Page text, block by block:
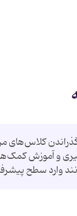
کلاس‌های
و آموزش
وارد سطح